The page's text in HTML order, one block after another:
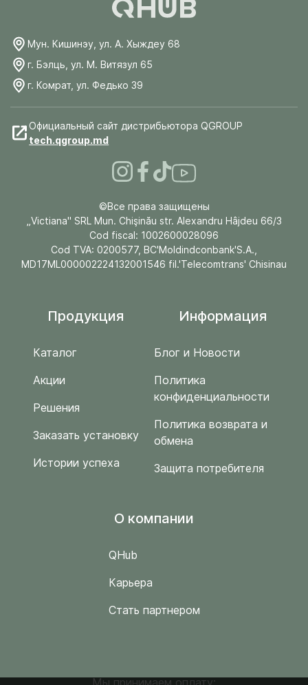
Мун. Кишинэу, ул. А. Хыждеу 68
г. Бэлць, ул. М. Витязул 65
г. Комрат, ул. Федько 39
Официальный сайт дистрибьютора QGROUP
tech.qgroup.md
©Все права защищены
„Victiana" SRL Mun. Chişinău str. Alexandru Hâjdeu 66/3
Cod fiscal: 1002600028096
Cod TVA: 0200577, BC'Moldindconbank'S.A.,
MD17ML000002224132001546 fil.'Telecomtrans' Chisinau
Продукция
Каталог
Акции
Решения
Заказать установку
Истории успеха
Информация
Блог и Новости
Политика
конфиденциальности
Политика возврата и
обмена
Защита потребителя
O компании
QHub
Карьера
Стать партнером
Мы принимаем оплату: